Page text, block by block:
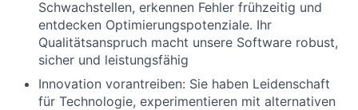
Schwachstellen, erkennen Fehler frühzeitig und
entdecken Optimierungspotenziale. Ihr
Qualitätsanspruch macht unsere Software robust,
sicher und leistungsfähig
Innovation vorantreiben: Sie haben Leidenschaft
für Technologie, experimentieren mit alternativen